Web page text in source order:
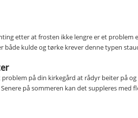
etter at frosten ikke lengre er et problem
både kulde og tørke krever denne typen
problem på din kirkegård at rådyr beiter på
på sommeren kan det suppleres med